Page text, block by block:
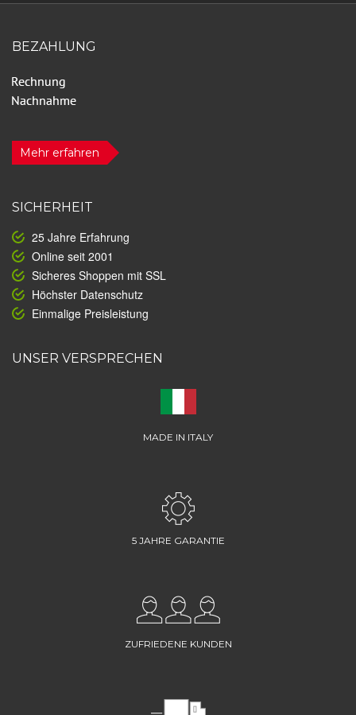
BEZAHLUNG
Mehr erfahren
SICHERHEIT
25 Jahre Erfahrung
Online seit 2001
Sicheres Shoppen mit SSL
Höchster Datenschutz
Einmalige Preisleistung
UNSER VERSPRECHEN
MADE IN ITALY
5 JAHRE GARANTIE
ZUFRIEDENE KUNDEN